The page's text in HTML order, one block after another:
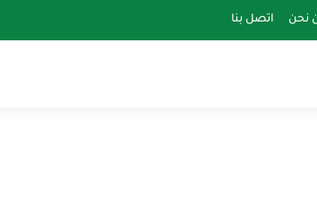
نحن اتصل بنا